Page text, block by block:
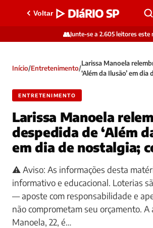
Voltar ▷ DIáRIO SP
👥Junte-se a 2.605 leitores este
Início/Entretenimento/
Larissa Manoela
‘Além da Ilusão’ em
ENTRETENIMENTO
Larissa Manoela
despedida de ‘Além
em dia de nostalgia;
⚠️ Aviso: As informações desta
informativo e educacional. Loterias
— aposte com responsabilidade e
não comprometam seu orçamento. A
Manoela, 22, é…